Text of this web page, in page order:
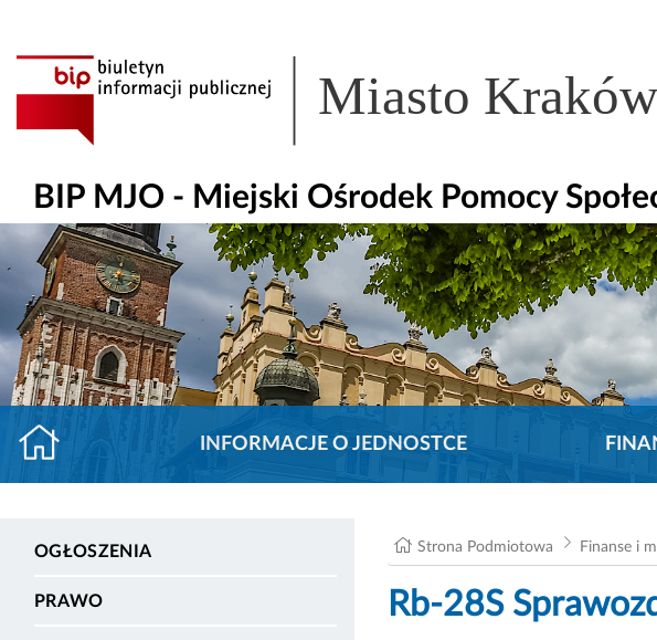
Miasto
BIP MJO - Miejski Ośrodek Pomocy
INFORMACJE O JEDNOSTCE
OGŁOSZENIA
PRAWO
Strona Podmiotowa Finanse i
Rb-28S